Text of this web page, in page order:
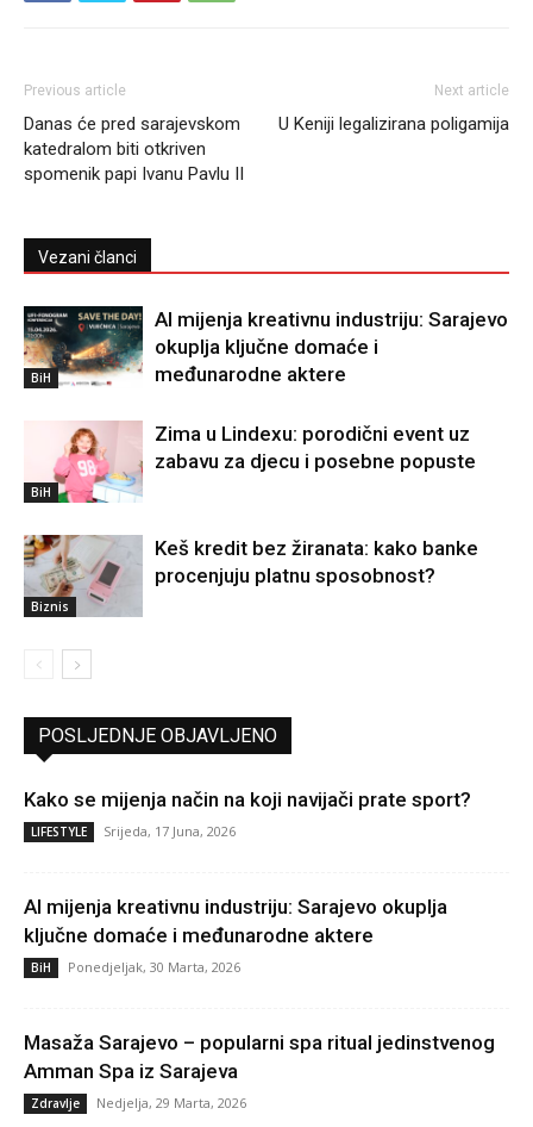
Previous article
Danas će pred sarajevskom
katedralom biti otkriven
spomenik papi Ivanu Pavlu II
Next article
U Keniji legalizirana poligamija
Vezani članci
BiH
AI mijenja kreativnu industriju: Sarajevo
okuplja ključne domaće i
međunarodne aktere
BiH
Zima u Lindexu: porodični event uz
zabavu za djecu i posebne popuste
Biznis
Keš kredit bez žiranata: kako banke
procenjuju platnu sposobnost?
POSLJEDNJE OBJAVLJENO
Kako se mijenja način na koji navijači prate sport?
LIFESTYLE Srijeda, 17 Juna, 2026
AI mijenja kreativnu industriju: Sarajevo okuplja
ključne domaće i međunarodne aktere
BiH Ponedjeljak, 30 Marta, 2026
Masaža Sarajevo – popularni spa ritual jedinstvenog
Amman Spa iz Sarajeva
Zdravlje Nedjelja, 29 Marta, 2026